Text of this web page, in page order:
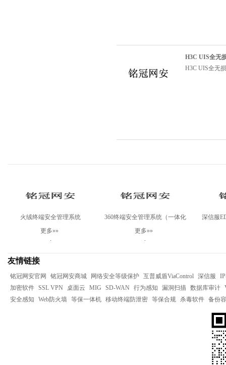
H3C UIS全无
H3C UIS全无
火绒终端安全管理系统
V2.0Windows专业版
更多»»
.
360终端安全管理系统（一体化
版）
更多»»
.
深信服
友情链接
铭冠网安官网 铭冠网安商城 网络安全等级保护 互普威盾ViaControl 深信服
加密软件 SSL VPN 桌面云 MIG SD-WAN 行为感知 漏洞扫描 数据库审计
安全感知
Web防火墙 等保一体机 移动终端防泄密 等保合规 杀毒软件 备份